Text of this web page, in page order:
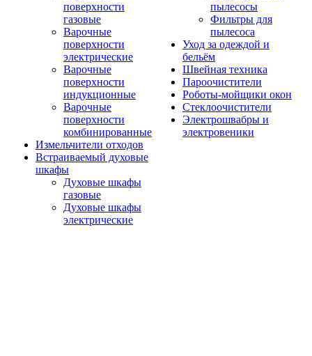
поверхности
газовые
Варочные
поверхности
электрические
Варочные
поверхности
индукционные
Варочные
поверхности
комбинированные
Измельчители отходов
Встраиваемый духовые
шкафы
Духовые шкафы
газовые
Духовые шкафы
электрические
пылесосы
Фильтры для
пылесоса
Уход за одеждой и
бельём
Швейная техника
Пароочистители
Роботы-мойщики окон
Стеклоочистители
Электрошвабры и
электровеники